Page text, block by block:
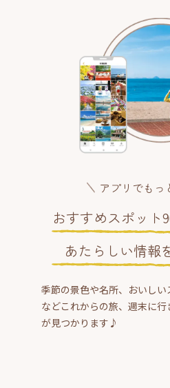
アプリでもっ
おすすめスポット
あたらしい情報
季節の景色や名所、おいし
などこれからの旅、週末に
が見つかります♪